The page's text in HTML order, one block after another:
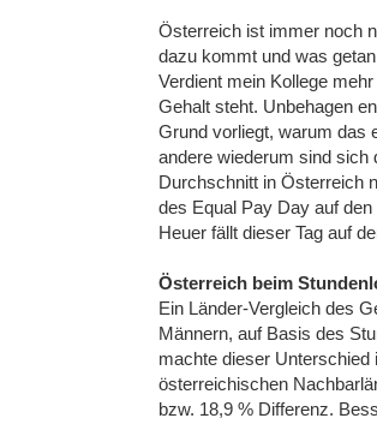
Österreich ist immer noch
dazu kommt und was
Verdient mein Kollege
Gehalt steht. Unbehagen
Grund vorliegt, warum das
andere wiederum sind sich
Durchschnitt in Österreich
des Equal Pay Day auf
Heuer fällt dieser Tag auf
Österreich beim
Ein Länder-Vergleich des
Männern, auf Basis des
machte dieser Unterschied
österreichischen
bzw. 18,9 % Differenz.